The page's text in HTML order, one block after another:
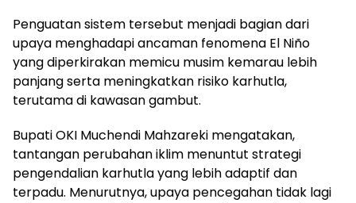
Penguatan sistem tersebut menjadi bagian dari
upaya menghadapi ancaman fenomena El Niño
yang diperkirakan memicu musim kemarau lebih
panjang serta meningkatkan risiko karhutla,
terutama di kawasan gambut.
Bupati OKI Muchendi Mahzareki mengatakan,
tantangan perubahan iklim menuntut strategi
pengendalian karhutla yang lebih adaptif dan
terpadu. Menurutnya, upaya pencegahan tidak lagi